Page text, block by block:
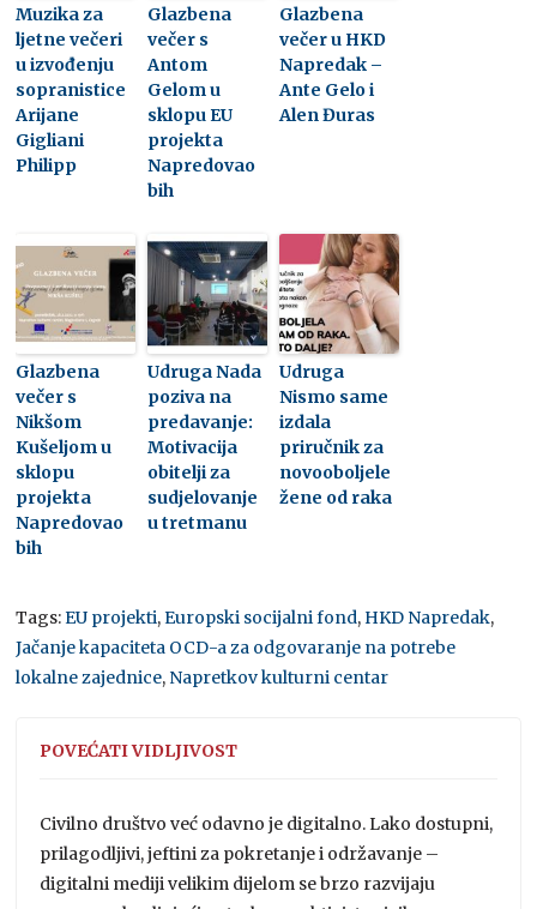
Muzika za
ljetne večeri
u izvođenju
sopranistice
Arijane
Gigliani
Philipp
Glazbena
večer s
Antom
Gelom u
sklopu EU
projekta
Napredovao
bih
Glazbena
večer u HKD
Napredak –
Ante Gelo i
Alen Đuras
Glazbena
večer s
Nikšom
Kušeljom u
sklopu
projekta
Napredovao
bih
Udruga Nada
poziva na
predavanje:
Motivacija
obitelji za
sudjelovanje
u tretmanu
Udruga
Nismo same
izdala
priručnik za
novooboljele
žene od raka
Tags:EU projekti,Europski socijalni fond, HKD Napredak,
Jačanje kapaciteta OCD-a za odgovaranje na potrebe
lokalne zajednice, Napretkov kulturni centar
POVEĆATI VIDLJIVOST
Civilno društvo već odavno je digitalno. Lako dostupni,
prilagodljivi, jeftini za pokretanje i održavanje –
digitalni mediji velikim dijelom se brzo razvijaju